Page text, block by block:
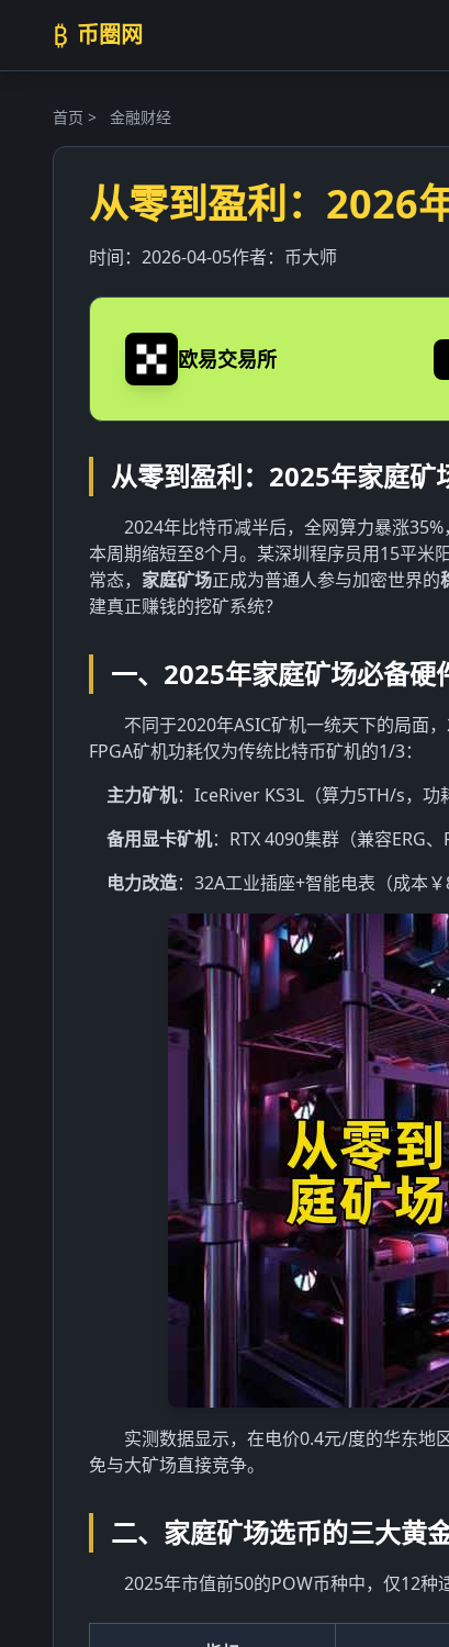
₿ 币圈网
首页 > 金融财经
从零到盈利：2026
时间： 2026-04-05作者： 币大师
欧易交易所
从零到盈利：2025年家庭矿
2024年比特币减半后，全网算力暴涨
本周期缩短至8个月。某深圳程序员用15平米
常态， 家庭矿场正成为普通人参与加密世界的
建真正赚钱的挖矿系统？
一、2025年家庭矿场必备硬
不同于2020年ASIC矿机一统天下的局面
FPGA矿机功耗仅为传统比特币矿机的1/3：
主力矿机：IceRiver KS3L（算力5TH/s，功
备用显卡矿机：RTX 4090集群（兼容ERG、
电力改造：32A工业插座+智能电表（成本￥
实测数据显示，在电价0.4元/度的华东地
免与大矿场直接竞争。
二、家庭矿场选币的三大黄
2025年市值前50的POW币种中，仅12种